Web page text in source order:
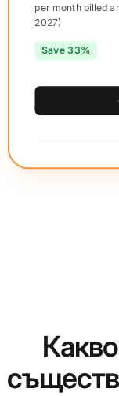
per month billed
2027)
Save 33%